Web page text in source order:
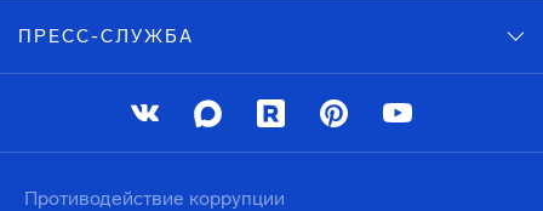
ПРЕСС-СЛУЖБА
Противодействие коррупции